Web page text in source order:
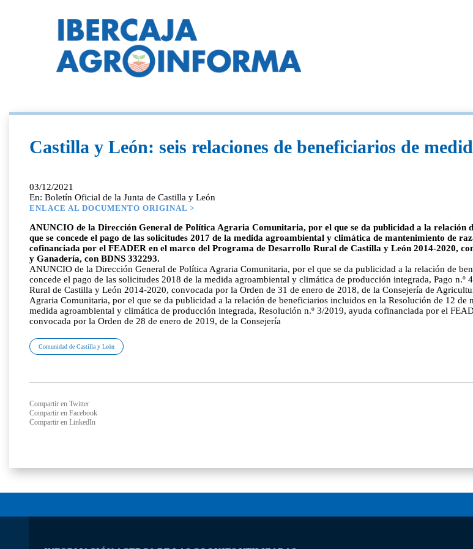
Castilla y León: seis relaciones de beneficiarios de
03/12/2021
En: Boletín Oficial de la Junta de Castilla y León
ENLACE AL DOCUMENTO ORIGINAL >
ANUNCIO de la Dirección General de Política Agraria Comunitaria, por el que se da publicidad a la relación
que se concede el pago de las solicitudes 2017 de la medida agroambiental y climática de mantenimiento de
cofinanciada por el FEADER en el marco del Programa de Desarrollo Rural de Castilla y León 2014-2020,
y Ganadería, con BDNS 332293.
ANUNCIO de la Dirección General de Política Agraria Comunitaria, por el que se da publicidad a la relación de
concede el pago de las solicitudes 2018 de la medida agroambiental y climática de producción integrada, Pago
Rural de Castilla y León 2014-2020, convocada por la Orden de 31 de enero de 2018, de la Consejería de
Agraria Comunitaria, por el que se da publicidad a la relación de beneficiarios incluidos en la Resolución de 12
medida agroambiental y climática de producción integrada, Resolución n.º 3/2019, ayuda cofinanciada por el
convocada por la Orden de 28 de enero de 2019, de la Consejería
Comunidad de Castilla y León
Compartir en Twitter
Compartir en Facebook
Compartir en LinkedIn